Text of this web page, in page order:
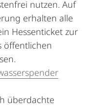
nutzen. Auf
erhalten alle
Hessenticket zur
öffentlichen
überdachte